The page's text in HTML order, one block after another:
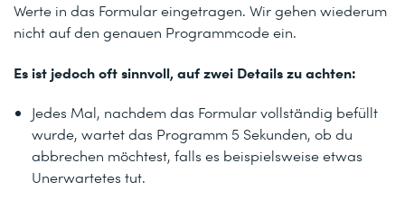
Werte in das Formular eingetragen. Wir gehen wiederum
nicht auf den genauen Programmcode ein.
Es ist jedoch oft sinnvoll, auf zwei Details zu achten:
Jedes Mal, nachdem das Formular vollständig befüllt
wurde, wartet das Programm 5 Sekunden, ob du
abbrechen möchtest, falls es beispielsweise etwas
Unerwartetes tut.